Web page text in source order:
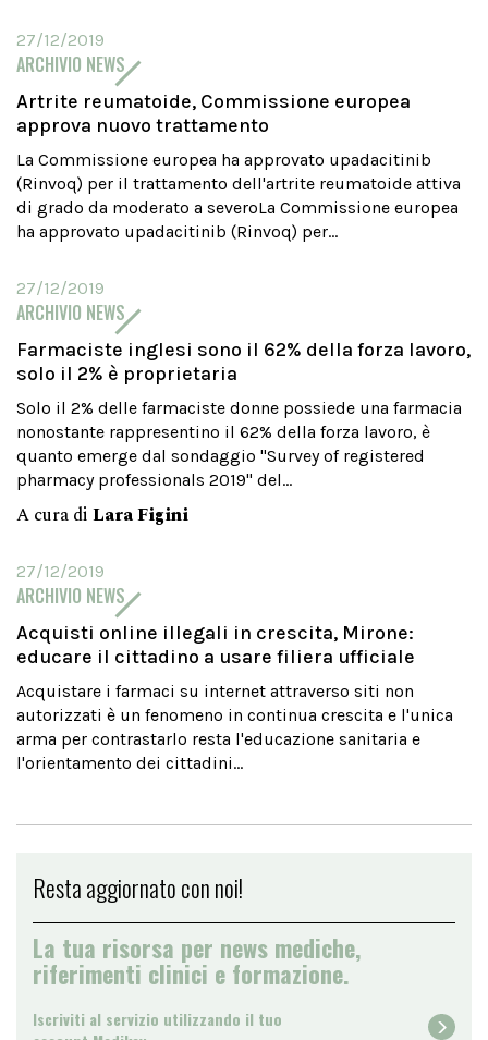
27/12/2019
ARCHIVIO NEWS
Artrite reumatoide, Commissione europea
approva nuovo trattamento
La Commissione europea ha approvato upadacitinib
(Rinvoq) per il trattamento dell'artrite reumatoide attiva
di grado da moderato a severoLa Commissione europea
ha approvato upadacitinib (Rinvoq) per...
27/12/2019
ARCHIVIO NEWS
Farmaciste inglesi sono il 62% della forza lavoro,
solo il 2% è proprietaria
Solo il 2% delle farmaciste donne possiede una farmacia
nonostante rappresentino il 62% della forza lavoro, è
quanto emerge dal sondaggio "Survey of registered
pharmacy professionals 2019" del...
A cura di Lara Figini
27/12/2019
ARCHIVIO NEWS
Acquisti online illegali in crescita, Mirone:
educare il cittadino a usare filiera ufficiale
Acquistare i farmaci su internet attraverso siti non
autorizzati è un fenomeno in continua crescita e l'unica
arma per contrastarlo resta l'educazione sanitaria e
l'orientamento dei cittadini...
Resta aggiornato con noi!
La tua risorsa per news mediche,
riferimenti clinici e formazione.
Iscriviti al servizio utilizzando il tuo